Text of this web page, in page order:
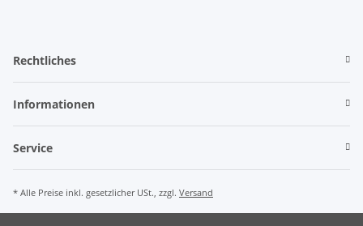
Rechtliches
Informationen
Service
* Alle Preise inkl. gesetzlicher USt., zzgl. Versand